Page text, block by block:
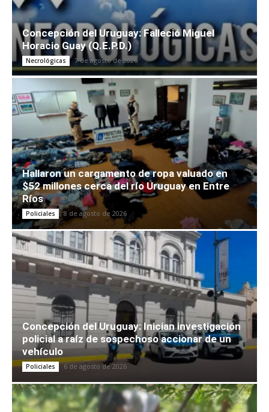
Concepción del Uruguay: Falleció Miguel
Horacio Guay (Q.E.P.D.)
Necrológicas 7 de agosto de 2026
Hallaron un cargamento de ropa valuado en
$52 millones cerca del río Uruguay en Entre
Ríos
Policiales 8 de agosto de 2026
Concepción del Uruguay: Inician investigación
policial a raíz de sospechoso accionar de un
vehículo
Policiales 6 de agosto de 2026